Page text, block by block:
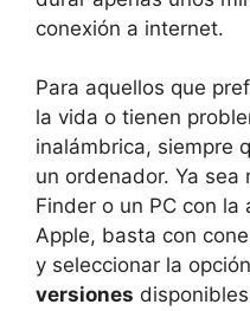
conexión a internet.
Para aquellos que
la vida o tienen
inalámbrica, siempre
un ordenador. Ya sea
Finder o un PC con
Apple, basta con
y seleccionar la
versiones